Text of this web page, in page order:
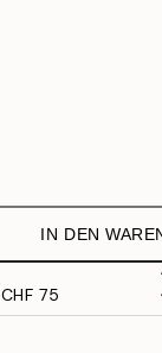
IN DEN
75